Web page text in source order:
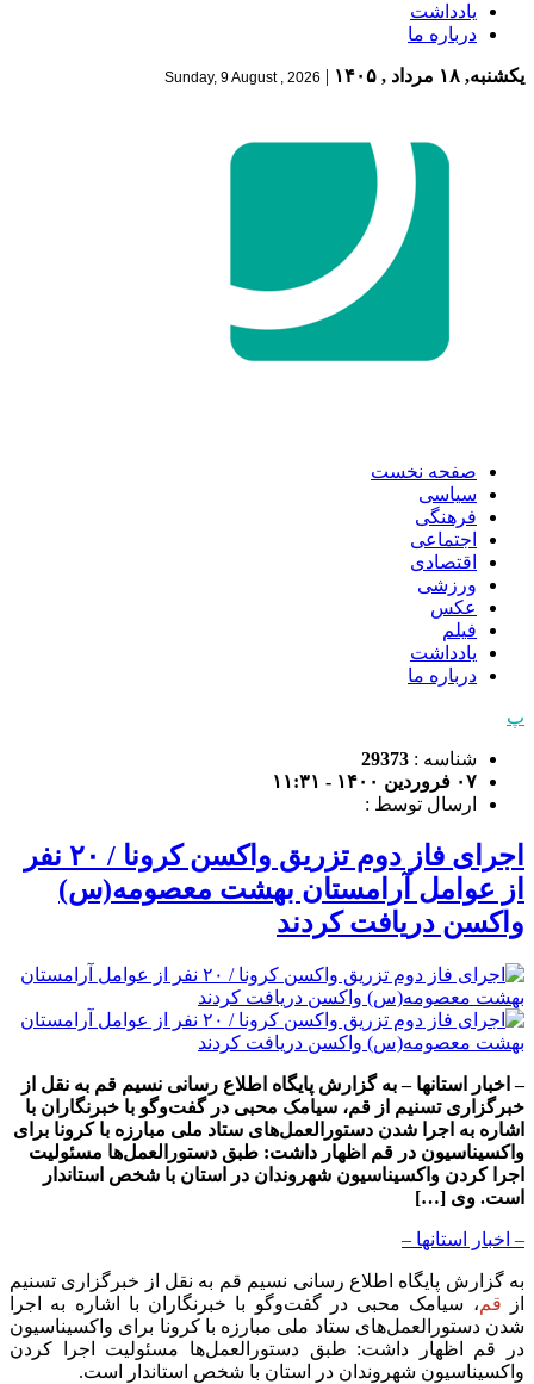
یادداشت
درباره ما
یکشنبه, ۱۸ مرداد , ۱۴۰۵ |
Sunday, 9 August , 2026
صفحه نخست
سیاسی
فرهنگی
اجتماعی
اقتصادی
ورزشی
عکس
فیلم
یادداشت
درباره ما
پ
شناسه : 29373
۰۷ فروردین ۱۴۰۰ - ۱۱:۳۱
ارسال توسط :
اجرای فاز دوم تزریق واکسن کرونا / ۲۰ نفر
از عوامل آرامستان بهشت معصومه(س)
واکسن دریافت کردند
– اخبار استانها – به گزارش پایگاه اطلاع رسانی نسیم قم به نقل از
خبرگزاری تسنیم از قم، سیامک محبی در گفت‌وگو با خبرنگاران با
اشاره به اجرا شدن دستورالعمل‌های ستاد ملی مبارزه با کرونا برای
واکسیناسیون در قم اظهار داشت: طبق دستورالعمل‌ها مسئولیت
اجرا کردن واکسیناسیون شهروندان در استان با شخص استاندار
است. وی […]
– اخبار استانها –
به گزارش پایگاه اطلاع رسانی نسیم قم به نقل از خبرگزاری تسنیم
از قم، سیامک محبی در گفت‌وگو با خبرنگاران با اشاره به اجرا
شدن دستورالعمل‌های ستاد ملی مبارزه با کرونا برای واکسیناسیون
در قم اظهار داشت: طبق دستورالعمل‌ها مسئولیت اجرا کردن
واکسیناسیون شهروندان در استان با شخص استاندار است.